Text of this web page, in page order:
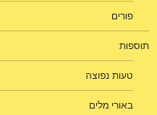
פורים
תוספות
טעות נפוצה
באורי מלים